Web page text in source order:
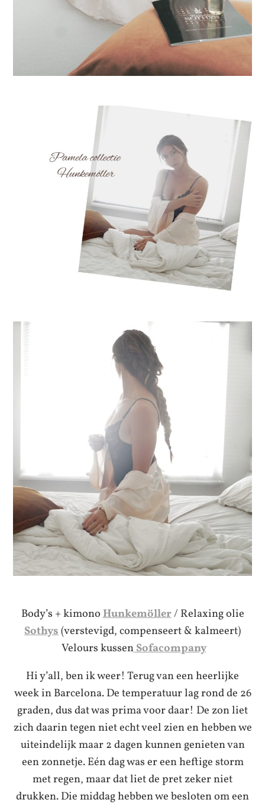
Body’s + kimonoHunkemöller/ Relaxing olie
Sothys(verstevigd, compenseert & kalmeert)
Velours kussenSofacompany
Hi y’all, ben ik weer! Terug van een heerlijke
week in Barcelona. De temperatuur lag rond de 26
graden, dus dat was prima voor daar! De zon liet
zich daarin tegen niet echt veel zien en hebben we
uiteindelijk maar 2 dagen kunnen genieten van
een zonnetje. Eén dag was er een heftige storm
met regen, maar dat liet de pret zeker niet
drukken. Die middag hebben we besloten om een